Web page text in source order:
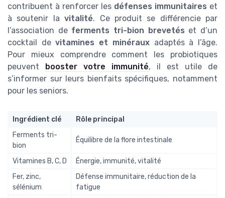
contribuent à renforcer les défenses immunitaires et
à soutenir lavitalité. Ce produit se différencie par
l’association de ferments tri-bion brevetés et d’un
cocktail devitamines et minérauxadaptés à l’âge.
Pour mieux comprendre comment les probiotiques
peuvent
booster votre immunité, il est utile de
s’informer sur leurs bienfaits spécifiques, notamment
pour les seniors.
Ingrédient clé
Rôle principal
Ferments tri-
bion
Équilibre de la flore intestinale
Vitamines B, C, D
Énergie, immunité, vitalité
Fer, zinc,
sélénium
Défense immunitaire, réduction de la
fatigue